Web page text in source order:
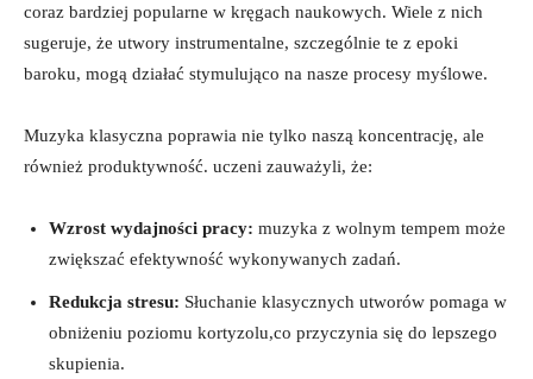
coraz bardziej popularne w kręgach naukowych. Wiele z nich
sugeruje, że utwory instrumentalne, szczególnie te z epoki
baroku, mogą działać stymulująco na nasze procesy myślowe.
Muzyka klasyczna poprawia nie tylko naszą koncentrację, ale
również produktywność. uczeni zauważyli, że:
Wzrost wydajności pracy: muzyka z wolnym tempem może
zwiększać efektywność wykonywanych zadań.
Redukcja stresu: Słuchanie klasycznych utworów pomaga w
obniżeniu poziomu kortyzolu,co przyczynia się do lepszego
skupienia.